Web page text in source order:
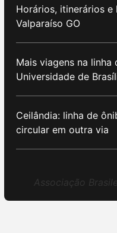
Horários, itinerários e
Valparaíso GO
Mais viagens na linha
Universidade de
Ceilândia: linha de
circular em outra via
Associação